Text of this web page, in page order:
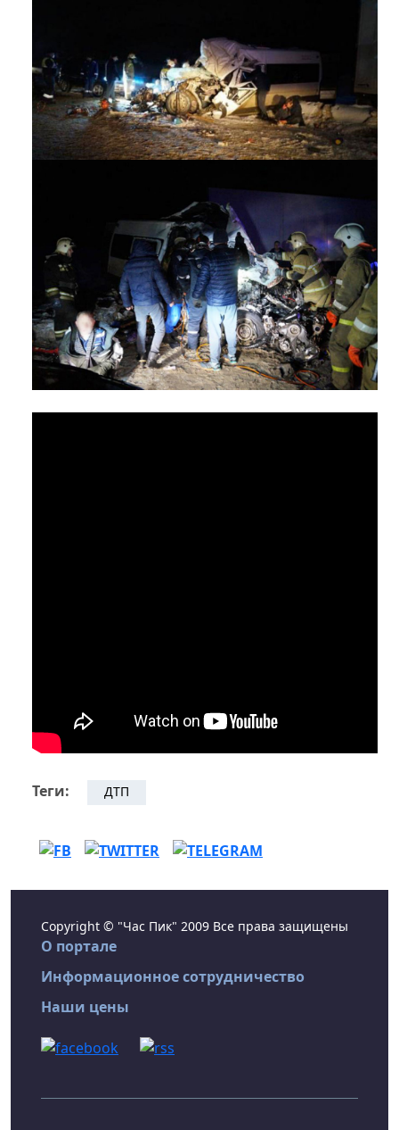
Теги: ДТП
Copyright © "Час Пик" 2009 Все права защищены
О портале
Информационное сотрудничество
Наши цены